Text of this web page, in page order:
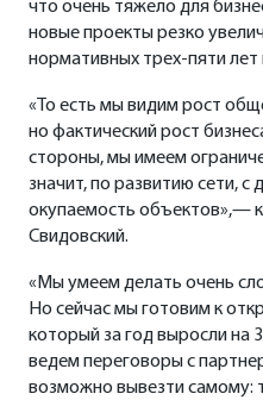
что очень тяжело для
новые проекты резко
нормативных трех-пяти
«То есть мы видим рост
но фактический рост
стороны, мы имеем
значит, по развитию сети,
окупаемость объектов»,—
Свидовский.
«Мы умеем делать очень
Но сейчас мы готовим к
который за год выросли на
ведем переговоры с
возможно вывезти самому: